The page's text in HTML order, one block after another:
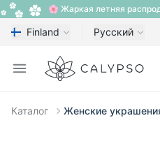
🌸 Жаркая летняя
Finland Русский
Open menu
Calypso
Каталог Женские